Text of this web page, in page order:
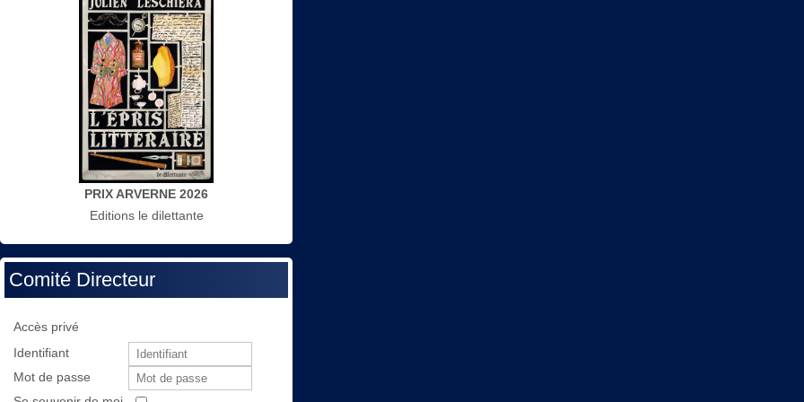
PRIX ARVERNE 2026
Editions le dilettante
Comité Directeur
Accès privé
Identifiant
Mot de passe